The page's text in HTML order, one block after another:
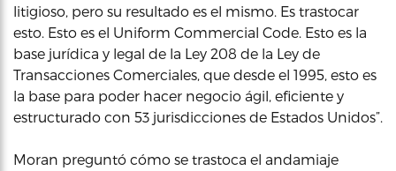
litigioso, pero su resultado es el mismo. Es trastocar
esto. Esto es el Uniform Commercial Code. Esto es la
base jurídica y legal de la Ley 208 de la Ley de
Transacciones Comerciales, que desde el 1995, esto es
la base para poder hacer negocio ágil, eficiente y
estructurado con 53 jurisdicciones de Estados Unidos”.
Moran preguntó cómo se trastoca el andamiaje